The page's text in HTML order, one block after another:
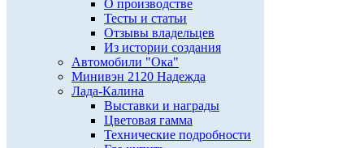
О производстве
Тесты и статьи
Отзывы владельцев
Из истории создания
Автомобили "Ока"
Минивэн 2120 Надежда
Лада-Калина
Выставки и награды
Цветовая гамма
Технические подробности